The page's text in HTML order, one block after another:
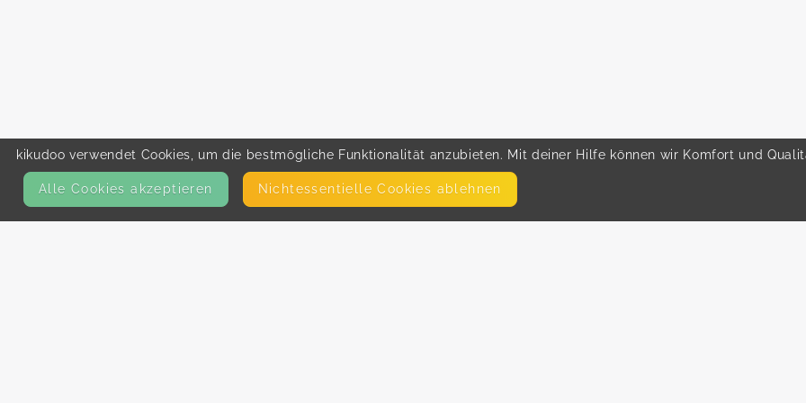
kikudoo verwendet Cookies, um die bestmögliche Funktionalität anzubieten. Mit deiner Hilfe können wir Komfort und
Alle Cookies akzeptieren Nicht­essentielle Cookies ablehnen